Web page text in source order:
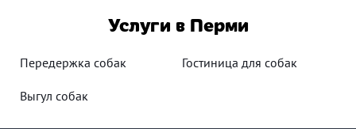
Услуги в Перми
Передержка собак Гостиница для собак
Выгул собак